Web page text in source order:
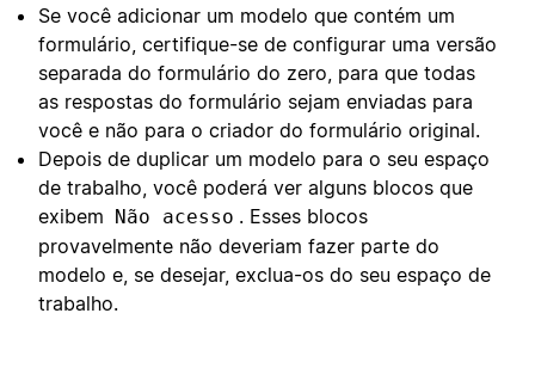
Se você adicionar um modelo que contém um
formulário, certifique-se de configurar uma versão
separada do formulário do zero, para que todas
as respostas do formulário sejam enviadas para
você e não para o criador do formulário original.
Depois de duplicar um modelo para o seu espaço
de trabalho, você poderá ver alguns blocos que
exibem Não acesso . Esses blocos
provavelmente não deveriam fazer parte do
modelo e, se desejar, exclua-os do seu espaço de
trabalho.